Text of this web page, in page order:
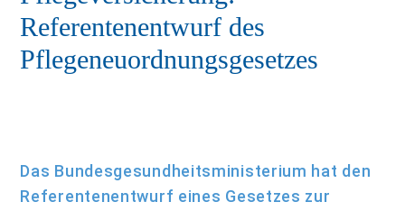
Referentenentwurf des
Pflegeneuordnungsgesetzes
Das Bundesgesundheitsministerium hat den
Referentenentwurf eines Gesetzes zur